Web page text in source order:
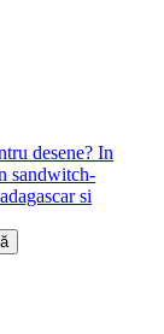
desene? In
sandwitch-
si